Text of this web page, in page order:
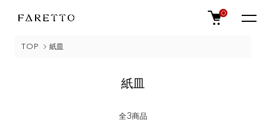
0
TOP 紙皿
紙皿
全3商品